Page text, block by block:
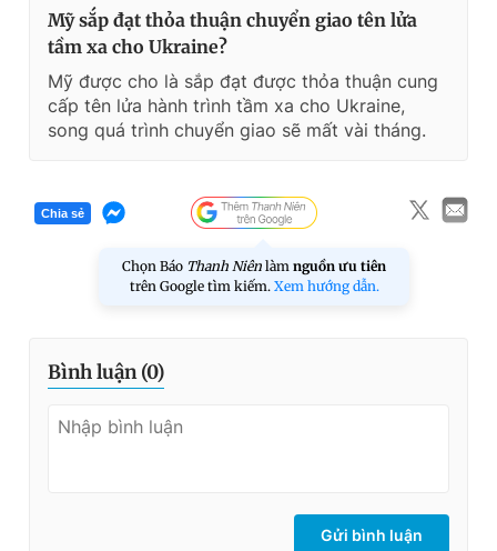
Mỹ sắp đạt thỏa thuận chuyển giao tên lửa
tầm xa cho Ukraine?
Mỹ được cho là sắp đạt được thỏa thuận cung
cấp tên lửa hành trình tầm xa cho Ukraine,
song quá trình chuyển giao sẽ mất vài tháng.
Chia sẻ
Chọn Báo Thanh Niên làm nguồn ưu tiên
trên Google tìm kiếm. Xem hướng dẫn.
Bình luận (0)
Gửi bình luận